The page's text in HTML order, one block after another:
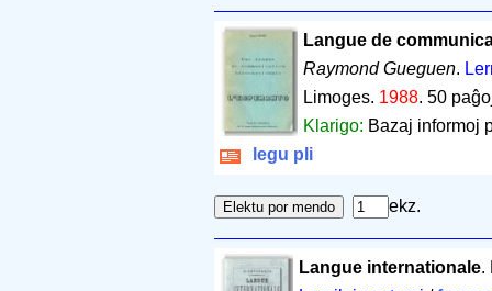
Langue de
Raymond Gueguen.
Limoges. 1988. 50
Klarigo: Bazaj informoj
legu pli
ekz.
Langue internationale.